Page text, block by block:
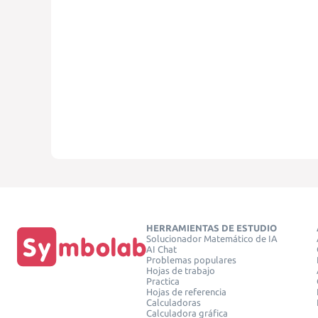
HERRAMIENTAS DE ESTUDIO
Solucionador Matemático de IA
AI Chat
Problemas populares
Hojas de trabajo
Practica
Hojas de referencia
Calculadoras
Calculadora gráfica